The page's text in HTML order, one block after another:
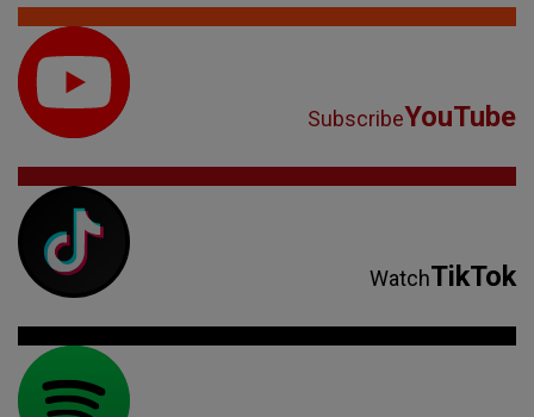
SubscribeYouTube
WatchTikTok